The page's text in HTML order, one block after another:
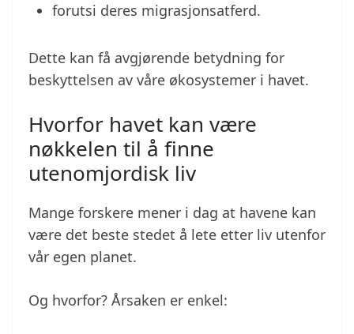
forutsi deres migrasjonsatferd.
Dette kan få avgjørende betydning for
beskyttelsen av våre økosystemer i havet.
Hvorfor havet kan være
nøkkelen til å finne
utenomjordisk liv
Mange forskere mener i dag at havene kan
være det beste stedet å lete etter liv utenfor
vår egen planet.
Og hvorfor? Årsaken er enkel: